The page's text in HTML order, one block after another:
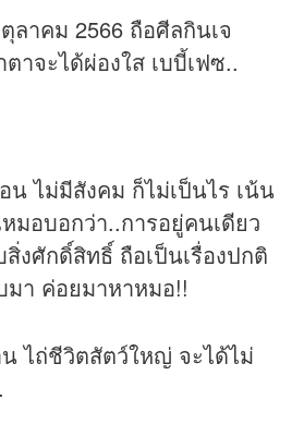
ลาคม 2566 ถือศีลกินเจ
จะได้ผ่องใส เบบี้เฟซ..
น ไม่มีสังคม ก็ไม่เป็นไร เน้น
มอบอกว่า..การอยู่คนเดียว
งศักดิ์สิทธิ์ ถือเป็นเรื่องปกติ
า ค่อยมาหาหมอ!!
ไถ่ชีวิตสัตว์ใหญ่ จะได้ไม่